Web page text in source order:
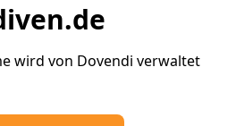
wird von Dovendi verwaltet